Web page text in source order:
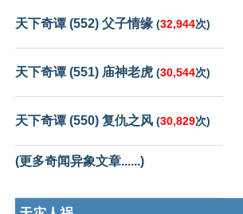
天下奇谭 (552) 父子情缘 (32,944次)
天下奇谭 (551) 庙神老虎 (30,544次)
天下奇谭 (550) 复仇之风 (30,829次)
(更多奇闻异象文章......)